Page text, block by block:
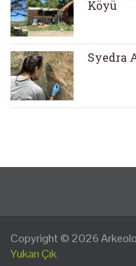
Köyü
Syedra
Copyright © 2026
Yukarı Çık